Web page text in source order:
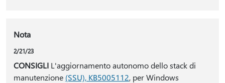
Nota
2/21/23
CONSIGLIL'aggiornamento autonomo dello stack di
manutenzione (SSU), KB5005112, per Windows